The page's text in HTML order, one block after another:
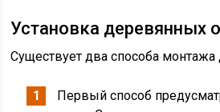
Установка деревянных
Существует два способа
Первый способ